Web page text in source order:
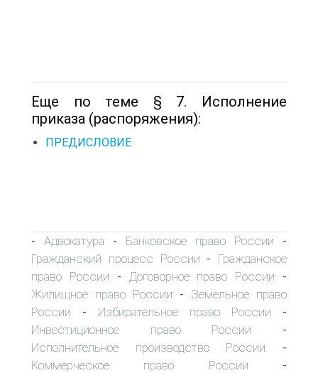
Еще по теме § 7. Исполнение
приказа (распоряжения):
ПРЕДИСЛОВИЕ
- Адвокатура - Банковское право России -
Гражданский процесс России - Гражданское
право России - Договорное право России -
Жилищное право России - Земельное право
России - Избирательное право России -
Инвестиционное право России -
Исполнительное производство России -
Коммерческое право России -